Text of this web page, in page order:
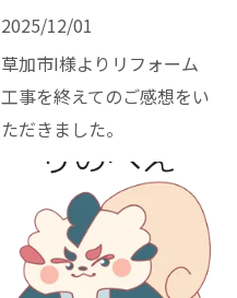
2025/12/01
草加市I様よりリフォーム
工事を終えてのご感想をい
ただきました。